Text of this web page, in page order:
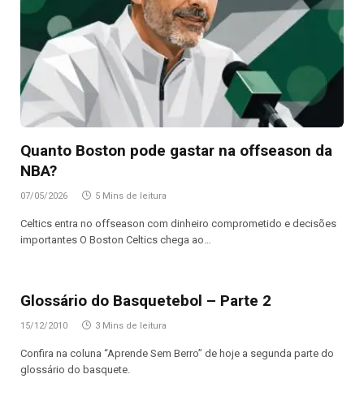
Quanto Boston pode gastar na offseason da
NBA?
07/05/2026 5 Mins de leitura
Celtics entra no offseason com dinheiro comprometido e decisões
importantes O Boston Celtics chega ao…
Glossário do Basquetebol – Parte 2
15/12/2010 3 Mins de leitura
Confira na coluna “Aprende Sem Berro” de hoje a segunda parte do
glossário do basquete.